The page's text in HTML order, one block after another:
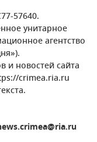
57640.
унитарное
агентство
и новостей сайта
crimea.ria.ru